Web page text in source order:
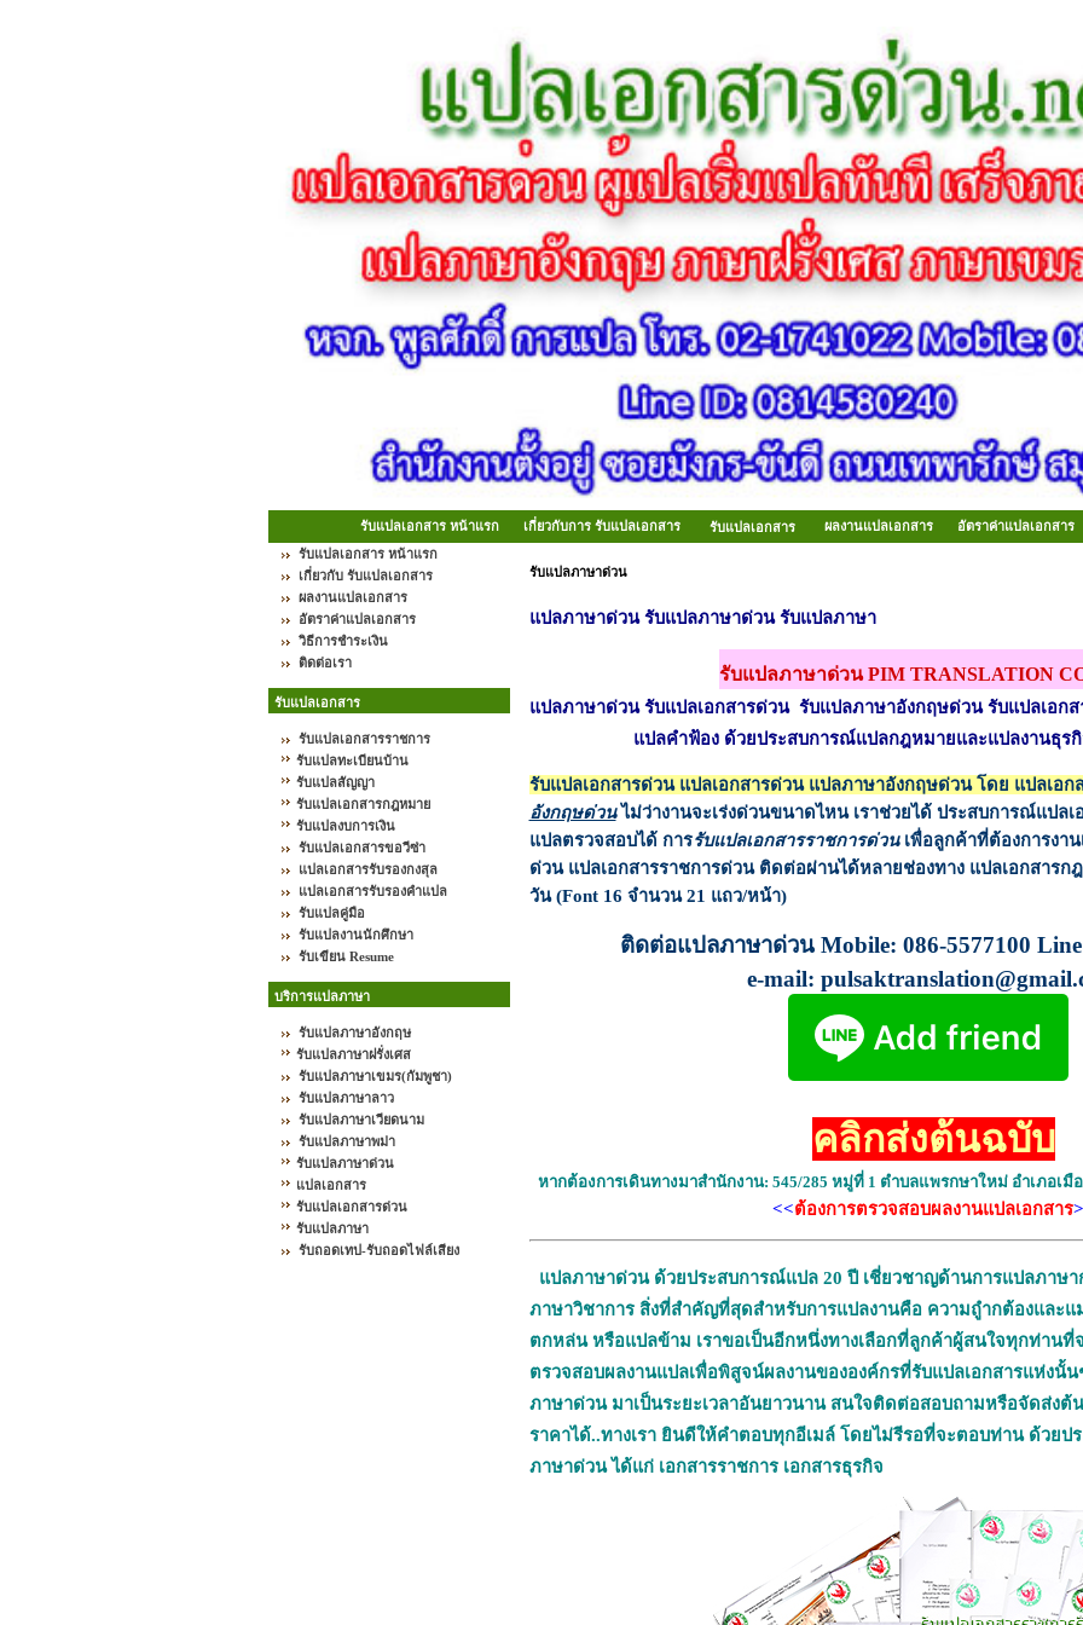
รับแปลเอกสาร หน้าแรก เกี่ยวกับการ รับแปลเอกสาร รับแปลเอกสาร ผลงานแปลเอกสาร
อัตราค่าแปลเอกสาร
รับแปลเอกสาร หน้าแรก
เกี่ยวกับ รับแปลเอกสาร
ผลงานแปลเอกสาร
อัตราค่าแปลเอกสาร
วิธีการชำระเงิน
ติดต่อเรา
รับแปลเอกสาร
รับแปลเอกสารราชการ
รับแปลทะเบียนบ้าน
รับแปลสัญญา
รับแปลเอกสารกฎหมาย
รับแปลงบการเงิน
รับแปลเอกสารขอวีซ่า
แปลเอกสารรับรองกงสุล
แปลเอกสารรับรองคำแปล
รับแปลคู่มือ
รับแปลงานนักศึกษา
รับเขียน Resume
บริการแปลภาษา
รับแปลภาษาอังกฤษ
รับแปลภาษาฝรั่งเศส
รับแปลภาษาเขมร(กัมพูชา)
รับแปลภาษาลาว
รับแปลภาษาเวียดนาม
รับแปลภาษาพม่า
รับแปลภาษาด่วน
แปลเอกสาร
รับแปลเอกสารด่วน
รับแปลภาษา
รับถอดเทป-รับถอดไฟล์เสียง
รับแปลภาษาด่วน
แปลภาษาด่วน รับแปลภาษาด่วน รับแปลภาษา
รับแปลภาษาด่วน PIM TRANSLATION
แปลภาษาด่วน รับแปลเอกสารด่วน รับแปลภาษาอังกฤษด่วนรับแปลเอก
แปลคำฟ้อง ด้วยประสบการณ์แปลกฎหมายและแปลงานธุรกิ
รับแปลเอกสารด่วน แปลเอกสารด่วน แปลภาษาอังกฤษด่วน โดย แปลเอ
อังกฤษด่วน ไม่ว่างานจะเร่งด่วนขนาดไหน เราช่วยได้ ประสบการณ์แปล
แปลตรวจสอบได้ การรับแปลเอกสารราชการด่วนเพื่อลูกค้าที่ต้องการงาน
ด่วน แปลเอกสารราชการด่วน ติดต่อผ่านได้หลายช่องทาง แปลเอกสาร
วัน (Font 16 จำนวน 21 แถว/หน้า)
ติดต่อแปลภาษาด่วน Mobile: 086-5577100
e-mail:
คลิกส่งต้นฉบับ
หากต้องการเดินทางมาสำนักงาน: 545/285 หมู่ที่ 1 ตำบลแพรกษาใหม่ อำเภอเมื
<<ต้องการตรวจสอบผลงานแปลเอกสาร
แปลภาษาด่วนด้วยประสบการณ์แปล 20 ปี เชี่ยวชาญด้านการแปลภาษ
ภาษาวิชาการ สิ่งที่สำคัญที่สุดสำหรับการแปลงานคือ ความถูำกต้องและ
ตกหล่น หรือแปลข้าม เราขอเป็นอีกหนึ่งทางเลือกที่ลูกค้าผู้สนใจทุกท่านที่
ตรวจสอบผลงานแปลเพื่อพิสูจน์ผลงานขององค์กรที่รับแปลเอกสารแห่งนั้น
ภาษาด่วน มาเป็นระยะเวลาอันยาวนาน สนใจติดต่อสอบถามหรือจัดส่งต้
ราคาได้..ทางเรา ยินดีให้คำตอบทุกอีเมล์ โดยไม่รีรอที่จะตอบท่าน ด้วย
ภาษาด่วนได้แก่ เอกสารราชการ เอกสารธุรกิจ